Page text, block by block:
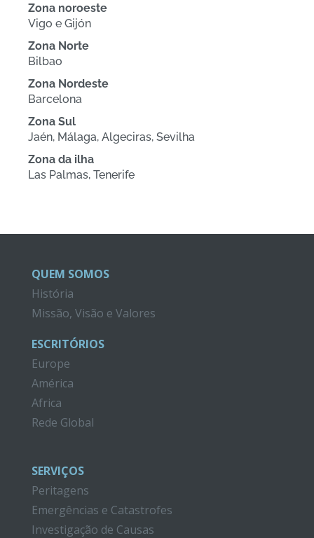
Zona noroeste
Vigo e Gijón
Zona Norte
Bilbao
Zona Nordeste
Barcelona
Zona Sul
Jaén, Málaga, Algeciras, Sevilha
Zona da ilha
Las Palmas, Tenerife
QUEM SOMOS
História
Missão, Visão e Valores
ESCRITÓRIOS
Europe
América
Africa
Rede Global
SERVIÇOS
Peritagens
Emergências e Catastrofes
Investigação de Causas